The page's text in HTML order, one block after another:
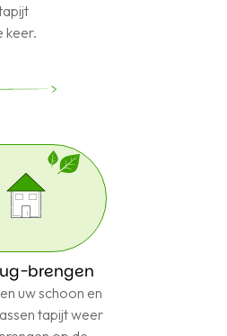
keer.
brengen
uw schoon en
tapijt weer